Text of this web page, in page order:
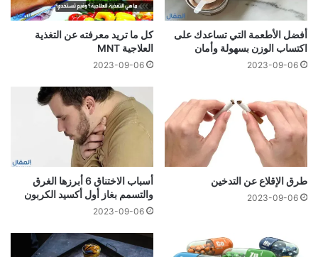
أفضل الأطعمة التي تساعدك على
اكتساب الوزن بسهولة وأمان
2023-09-06
كل ما تريد معرفته عن التغذية
العلاجية MNT
2023-09-06
طرق الإقلاع عن التدخين
2023-09-06
أسباب الاختناق 6 أبرزها الغرق
والتسمم بغاز أول أكسيد الكربون
2023-09-06